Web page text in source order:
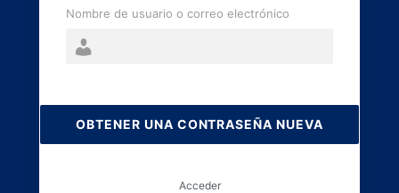
perdida
Nombre de usuario o correo electrónico
Acceder